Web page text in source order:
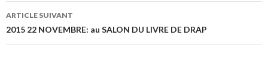
ARTICLE SUIVANT
2015 22 NOVEMBRE: au SALON DU LIVRE DE DRAP